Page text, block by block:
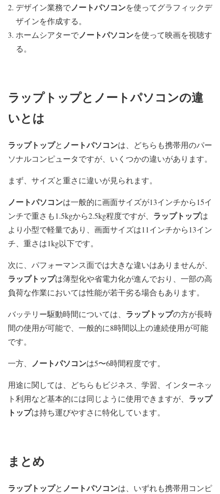
デザイン業務でノートパソコンを使ってグラフィックデ
ザインを作成する。
ホームシアターでノートパソコンを使って映画を視聴す
る。
ラップトップとノートパソコンの違
いとは
ラップトップと ノートパソコンは、どちらも携帯用のパー
ソナルコンピュータですが、いくつかの違いがあります。
まず、サイズと重さに違いが見られます。
ノートパソコンは一般的に画面サイズが13インチから15イ
ンチで重さも1.5kgから2.5kg程度ですが、 ラップトップは
より小型で軽量であり、画面サイズは11インチから13イン
チ、重さは1kg以下です。
次に、パフォーマンス面では大きな違いはありませんが、
ラップトップは薄型化や省電力化が進んでおり、一部の高
負荷な作業においては性能が若干劣る場合もあります。
バッテリー駆動時間については、 ラップトップの方が長時
間の使用が可能で、一般的に8時間以上の連続使用が可能
です。
一方、 ノートパソコンは5〜6時間程度です。
用途に関しては、どちらもビジネス、学習、インターネッ
ト利用など基本的には同じように使用できますが、 ラップ
トップは持ち運びやすさに特化しています。
まとめ
ラップトップと ノートパソコンは、いずれも携帯用コンピ